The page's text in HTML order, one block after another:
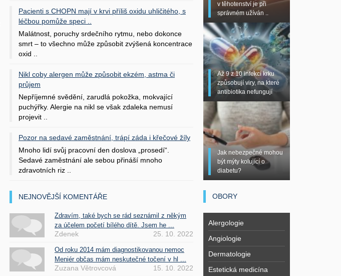
Pacienti s CHOPN mají v krvi příliš oxidu uhličitého, s
léčbou pomůže speci ..
Malátnost, poruchy srdečního rytmu, nebo dokonce
smrt – to všechno může způsobit zvýšená koncentrace
oxid ..
Nikl coby alergen může způsobit ekzém, astma či
průjem
Nepříjemné svědění, zarudlá pokožka, mokvající
puchýřky. Alergie na nikl se však zdaleka nemusí
projevit ..
Pozor na sedavé zaměstnání, trápí záda i křečové žíly
Mnoho lidí svůj pracovní den doslova „prosedí“.
Sedavé zaměstnání ale sebou přináší mnoho
zdravotních riz ..
NEJNOVĚJŠÍ KOMENTÁŘE
Zdravím, také bych se rád seznámil z někým
za účelem početí bílého dítě. Jsem he ...
Zdenek 25. 10. 2022
Od roku 2014 mám diagnostikovanou nemoc
Meniér občas mám neskutečné točení v hl ...
Zuzana Větrovcová 15. 10. 2022
v těhotenství je při
správném užíván ..
Až 9 z 10 infekcí krku
způsobují viry, na které
antibiotika nefungují
Jak nebezpečné mohou
být mýty kolující o
diabetu?
OBORY
Alergologie
Angiologie
Dermatologie
Estetická medicína